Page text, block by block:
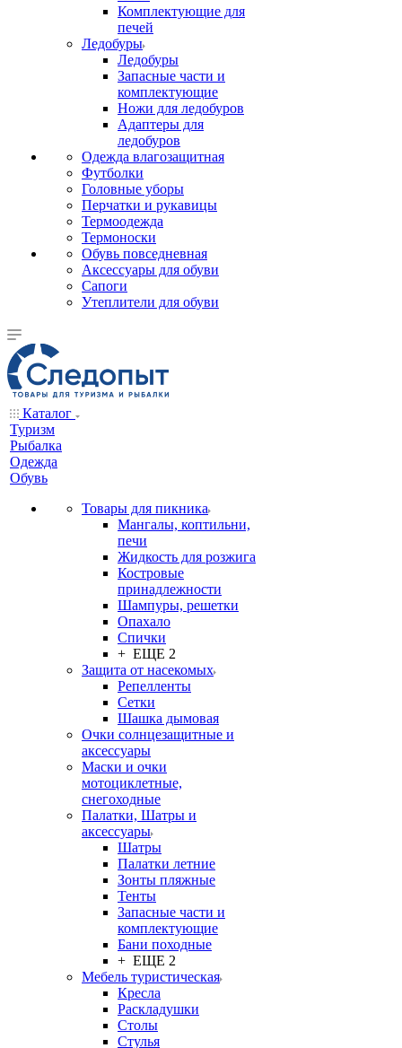
Комплектующие для
печей
Ледобуры
Ледобуры
Запасные части и
комплектующие
Ножи для ледобуров
Адаптеры для
ледобуров
Одежда влагозащитная
Футболки
Головные уборы
Перчатки и рукавицы
Термоодежда
Термоноски
Обувь повседневная
Аксессуары для обуви
Сапоги
Утеплители для обуви
Каталог
Туризм
Рыбалка
Одежда
Обувь
Товары для пикника
Мангалы, коптильни,
печи
Жидкость для розжига
Костровые
принадлежности
Шампуры, решетки
Опахало
Спички
+ ЕЩЕ 2
Защита от насекомых
Репелленты
Сетки
Шашка дымовая
Очки солнцезащитные и
аксессуары
Маски и очки
мотоциклетные,
снегоходные
Палатки, Шатры и
аксессуары
Шатры
Палатки летние
Зонты пляжные
Тенты
Запасные части и
комплектующие
Бани походные
+ ЕЩЕ 2
Мебель туристическая
Кресла
Раскладушки
Столы
Стулья